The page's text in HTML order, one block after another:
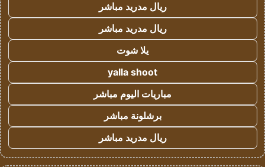
ريال مدريد مباشر
ريال مدريد مباشر
يلا شوت
yalla shoot
مباريات اليوم مباشر
برشلونة مباشر
ريال مدريد مباشر